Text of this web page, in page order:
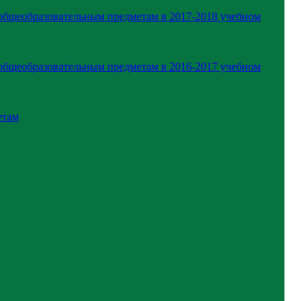
предметам в 2017-2018 учебном
предметам в 2016-2017 учебном